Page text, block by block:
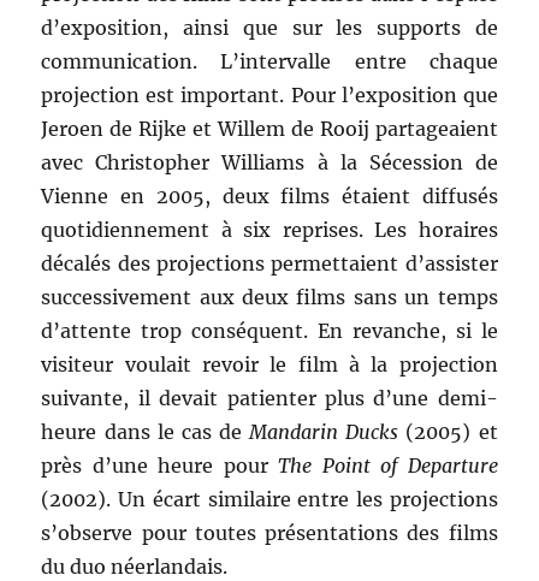
d’exposition, ainsi que sur les supports de
communication. L’intervalle entre chaque
projection est important. Pour l’exposition que
Jeroen de Rijke et Willem de Rooij partageaient
avec Christopher Williams à la Sécession de
Vienne en 2005, deux films étaient diffusés
quotidiennement à six reprises. Les horaires
décalés des projections permettaient d’assister
successivement aux deux films sans un temps
d’attente trop conséquent. En revanche, si le
visiteur voulait revoir le film à la projection
suivante, il devait patienter plus d’une demi-
heure dans le cas deMandarin Ducks (2005) et
près d’une heure pourThe Point of Departure
(2002). Un écart similaire entre les projections
s’observe pour toutes présentations des films
du duo néerlandais.